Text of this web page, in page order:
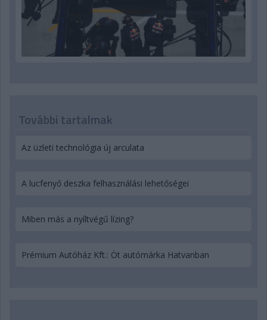
További tartalmak
Az üzleti technológia új arculata
A lucfenyő deszka felhasználási lehetőségei
Miben más a nyíltvégű lízing?
Prémium Autóház Kft.: Öt autómárka Hatvanban